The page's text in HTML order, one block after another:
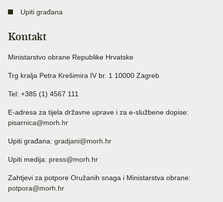
Upiti građana
Kontakt
Ministarstvo obrane Republike Hrvatske
Trg kralja Petra Krešimira IV br. 1 10000 Zagreb
Tel: +385 (1) 4567 111
E-adresa za tijela državne uprave i za e-službene dopise:
pisarnica@morh.hr
Upiti građana: gradjani@morh.hr
Upiti medija: press@morh.hr
Zahtjevi za potpore Oružanih snaga i Ministarstva obrane:
potpora@morh.hr